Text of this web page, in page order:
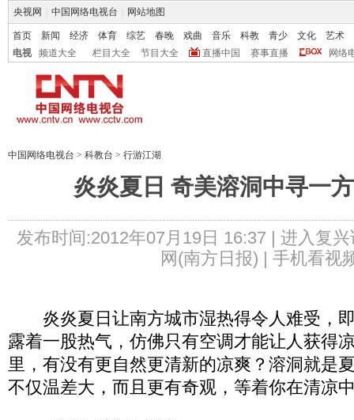
央视网 中国网络电视台 网站地图
首页 新闻 经济 体育 综艺 春晚 戏曲 音乐 科教 青少 文化
艺术
电视
频道大全 栏目大全 节目大全 直播中国 赛事直播 网络
中国网络电视台 > 科教台 > 行游江湖
炎炎夏日 奇美溶洞中寻一
发布时间:2012年07月19日 16:37 | 进入复兴
网(南方日报) | 手机看视
炎炎夏日让南方城市湿热得令人难受，
露着一股热气，仿佛只有空调才能让人获得
里，有没有更自然更清新的凉爽？溶洞就是
不仅温差大，而且更有奇观，等着你在清凉